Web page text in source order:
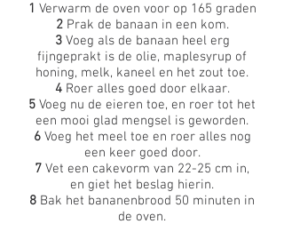
1 Verwarm de oven voor op 165 graden
2Prak de banaan in een kom.
3 Voeg als de banaan heel erg
fijngeprakt is de olie, maplesyrup of
honing, melk, kaneel en het zout toe.
4Roer alles goed door elkaar.
5 Voeg nu de eieren toe, en roer tot het
een mooi glad mengsel is geworden.
6Voeg het meel toe en roer alles nog
een keer goed door.
7 Vet een cakevorm van 22-25 cm in,
en giet het beslag hierin.
8 Bak het bananenbrood 50 minuten in
de oven.